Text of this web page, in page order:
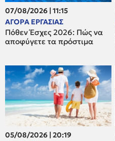
07/08/2026 | 11:15
ΑΓΟΡΑ ΕΡΓΑΣΙΑΣ
Πόθεν Έσχες 2026: Πώς να
αποφύγετε τα πρόστιμα
05/08/2026 | 20:19